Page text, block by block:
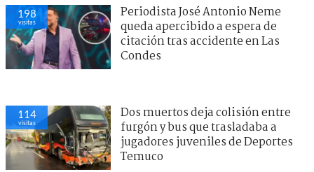
198
visitas
Periodista José Antonio Neme
queda apercibido a espera de
citación tras accidente en Las
Condes
114
visitas
Dos muertos deja colisión entre
furgón y bus que trasladaba a
jugadores juveniles de Deportes
Temuco